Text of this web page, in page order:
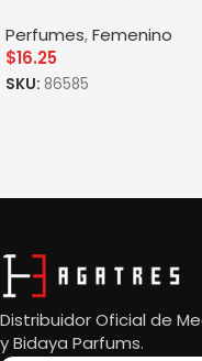
Perfumes,Femenino
$16.25
SKU: 86585
Distribuidor Oficial de
yBidaya Parfums.